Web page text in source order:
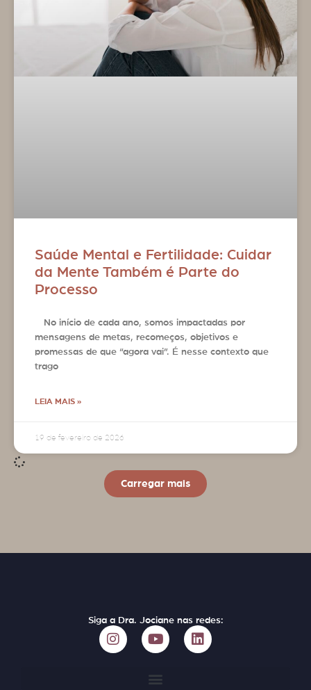
Saúde Mental e Fertilidade: Cuidar
da Mente Também é Parte do
Processo
No início de cada ano, somos impactadas por
mensagens de metas, recomeços, objetivos e
promessas de que “agora vai”. É nesse contexto que
trago
LEIA MAIS »
19 de fevereiro de 2026
Carregar mais
Siga a Dra. Jociane nas redes: